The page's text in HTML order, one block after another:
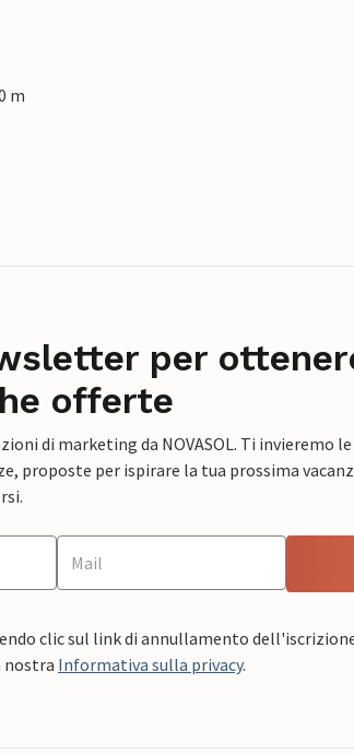
m
per
offerte
di marketing da NOVASOL. Ti invieremo
proposte per ispirare la tua prossima
clic sul link di annullamento
nostra Informativa sulla privacy.